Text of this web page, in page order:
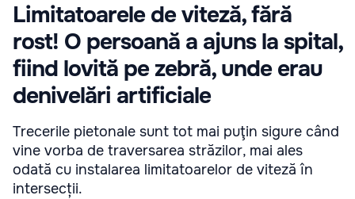
Limitatoarele de viteză, fără
rost! O persoană a ajuns la spital,
fiind lovită pe zebră, unde erau
denivelări artificiale
Trecerile pietonale sunt tot mai puţin sigure când
vine vorba de traversarea străzilor, mai ales
odată cu instalarea limitatoarelor de viteză în
intersecții.